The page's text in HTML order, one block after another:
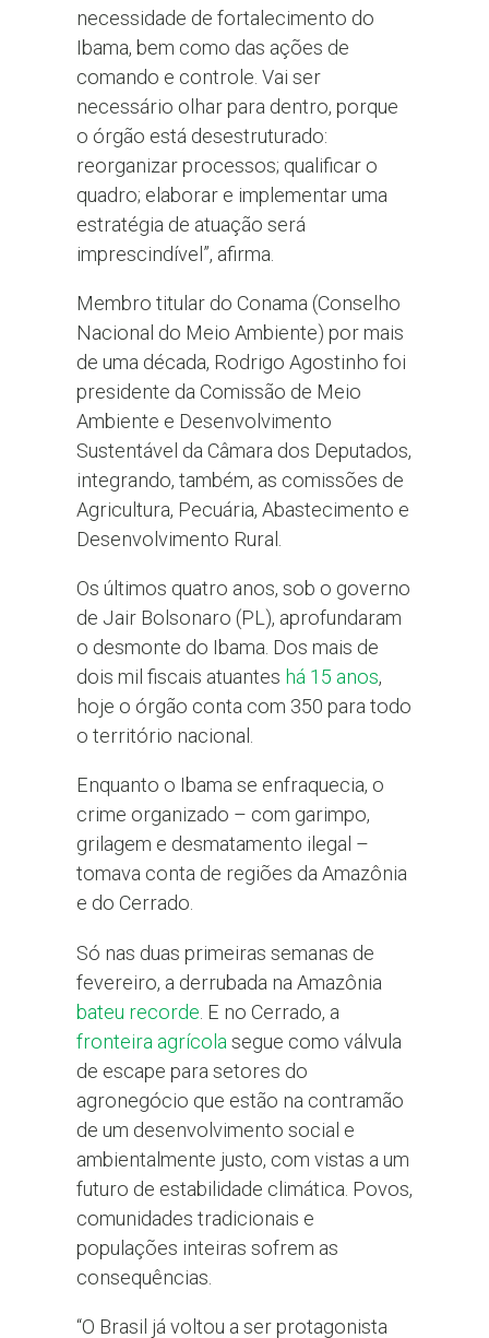
necessidade de fortalecimento do
Ibama, bem como das ações de
comando e controle. Vai ser
necessário olhar para dentro, porque
o órgão está desestruturado:
reorganizar processos; qualificar o
quadro; elaborar e implementar uma
estratégia de atuação será
imprescindível”, afirma.
Membro titular do Conama (Conselho
Nacional do Meio Ambiente) por mais
de uma década, Rodrigo Agostinho foi
presidente da Comissão de Meio
Ambiente e Desenvolvimento
Sustentável da Câmara dos Deputados,
integrando, também, as comissões de
Agricultura, Pecuária, Abastecimento e
Desenvolvimento Rural.
Os últimos quatro anos, sob o governo
de Jair Bolsonaro (PL), aprofundaram
o desmonte do Ibama. Dos mais de
dois mil fiscais atuantes há 15 anos,
hoje o órgão conta com 350 para todo
o território nacional.
Enquanto o Ibama se enfraquecia, o
crime organizado – com garimpo,
grilagem e desmatamento ilegal –
tomava conta de regiões da Amazônia
e do Cerrado.
Só nas duas primeiras semanas de
fevereiro, a derrubada na Amazônia
bateu recorde . E no Cerrado, a
fronteira agrícola segue como válvula
de escape para setores do
agronegócio que estão na contramão
de um desenvolvimento social e
ambientalmente justo, com vistas a um
futuro de estabilidade climática. Povos,
comunidades tradicionais e
populações inteiras sofrem as
consequências.
“O Brasil já voltou a ser protagonista